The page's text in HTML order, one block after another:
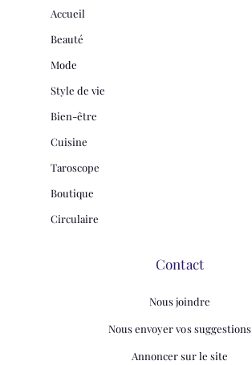
Accueil
Beauté
Mode
Style de vie
Bien-être
Cuisine
Taroscope
Boutique
Circulaire
Contact
Nous joindre
Nous envoyer vos suggestions
Annoncer sur le site